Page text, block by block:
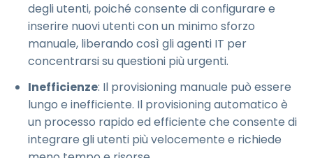
degli utenti, poiché consente di configurare e
inserire nuovi utenti con un minimo sforzo
manuale, liberando così gli agenti IT per
concentrarsi su questioni più urgenti.
Inefficienze: Il provisioning manuale può essere
lungo e inefficiente. Il provisioning automatico è
un processo rapido ed efficiente che consente di
integrare gli utenti più velocemente e richiede